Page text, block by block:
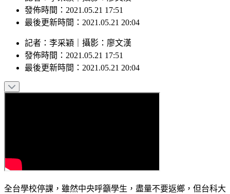
發佈時間：2021.05.21 17:51
最後更新時間：2021.05.21 20:04
記者 ： 李采穎 攝影 ： 廖文漢
發佈時間： 2021.05.21 17:51
最後更新時間： 2021.05.21 20:04
全台學校停課，雖然中央呼籲學生，盡量不要返鄉，但台科大